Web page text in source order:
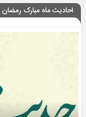
احادیث ماه مبارک رمضان